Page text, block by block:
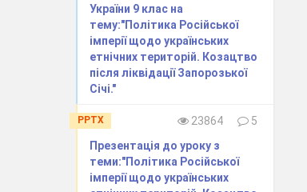
України 9 клас на
тему:"Політика Російської
імперії щодо українських
етнічних територій. Козацтво
після ліквідації Запорозької
Січі."
PPTX 23864
5
Презентація до уроку з
теми:"Політика Російської
імперії щодо українських